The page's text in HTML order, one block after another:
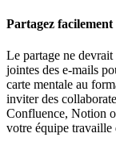
Partagez facilement
Le partage ne
jointes des e-mails
carte mentale au
inviter des
Confluence, Notion
votre équipe travaille